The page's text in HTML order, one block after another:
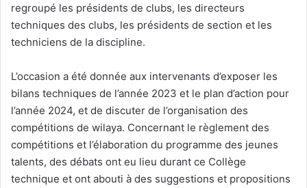
regroupé les présidents de clubs, les directeurs
techniques des clubs, les présidents de section et les
techniciens de la discipline.
L’occasion a été donnée aux intervenants d’exposer les
bilans techniques de l’année 2023 et le plan d’action pour
l’année 2024, et de discuter de l’organisation des
compétitions de wilaya. Concernant le règlement des
compétitions et l’élaboration du programme des jeunes
talents, des débats ont eu lieu durant ce Collège
technique et ont abouti à des suggestions et propositions